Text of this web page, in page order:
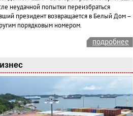
неудачной попытки переизбраться
президент возвращается в Белый Дом –
порядковым номером.
подробнее